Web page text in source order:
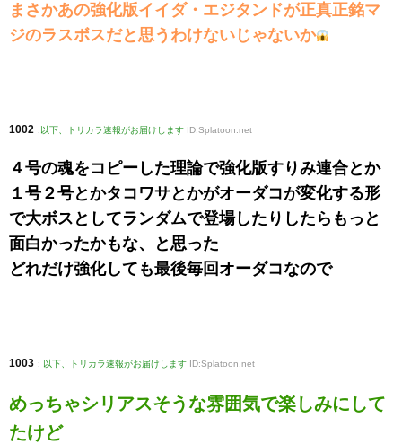
まさかあの強化版イイダ・エジタンドが正真正銘マ
ジのラスボスだと思うわけないじゃないか
1002 : 以下、トリカラ速報がお届けします ID:Splatoon.net
４号の魂をコピーした理論で強化版すりみ連合とか
１号２号とかタコワサとかがオーダコが変化する形
で大ボスとしてランダムで登場したりしたらもっと
面白かったかもな、と思った
どれだけ強化しても最後毎回オーダコなので
1003 : 以下、トリカラ速報がお届けします ID:Splatoon.net
めっちゃシリアスそうな雰囲気で楽しみにして
たけど